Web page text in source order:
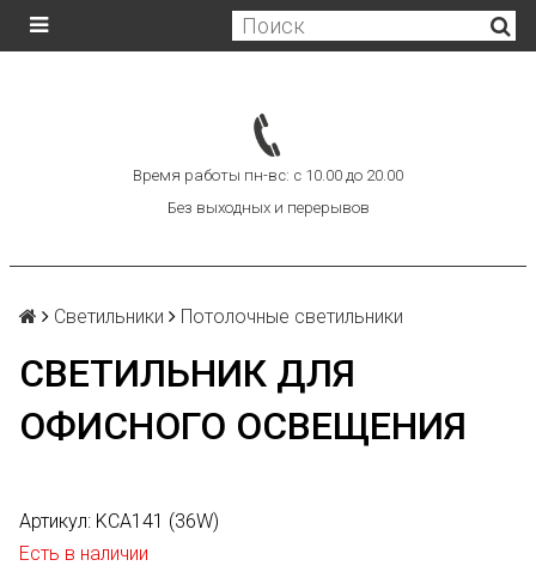
Время работы пн-вс: с 10.00 до 20.00
Без выходных и перерывов
Светильники Потолочные светильники
СВЕТИЛЬНИК ДЛЯ
ОФИСНОГО ОСВЕЩЕНИЯ
Артикул: KCA141 (36W)
Есть в наличии